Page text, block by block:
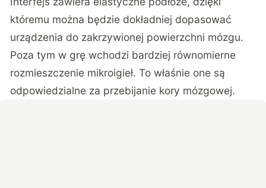
któremu można będzie dokładniej dopasować
urządzenia do zakrzywionej powierzchni mózgu.
Poza tym w grę wchodzi bardziej równomierne
rozmieszczenie mikroigieł. To właśnie one są
odpowiedzialne za przebijanie kory mózgowej.